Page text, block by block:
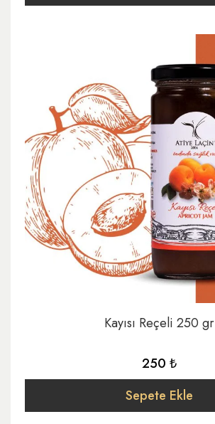
Kayısı Reçeli 250 gr
250 ₺
Sepete Ekle